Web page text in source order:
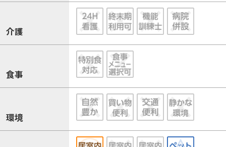
介護
食事
環境